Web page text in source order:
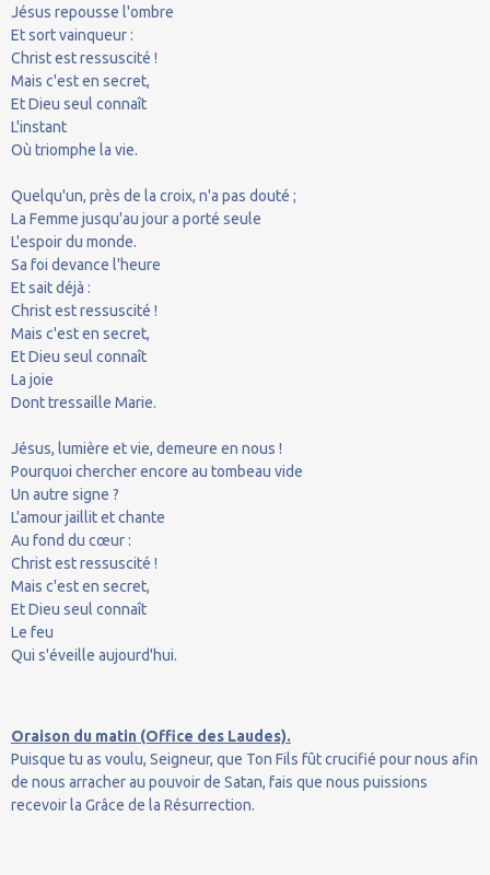
Jésus repousse l'ombre
Et sort vainqueur :
Christ est ressuscité !
Mais c'est en secret,
Et Dieu seul connaît
L'instant
Où triomphe la vie.
Quelqu'un, près de la croix, n'a pas douté ;
La Femme jusqu'au jour a porté seule
L'espoir du monde.
Sa foi devance l'heure
Et sait déjà :
Christ est ressuscité !
Mais c'est en secret,
Et Dieu seul connaît
La joie
Dont tressaille Marie.
Jésus, lumière et vie, demeure en nous !
Pourquoi chercher encore au tombeau vide
Un autre signe ?
L'amour jaillit et chante
Au fond du cœur :
Christ est ressuscité !
Mais c'est en secret,
Et Dieu seul connaît
Le feu
Qui s'éveille aujourd'hui.
Oraison du matin (Office des Laudes).
Puisque tu as voulu, Seigneur, que Ton Fils fût crucifié pour nous afin
de nous arracher au pouvoir de Satan, fais que nous puissions
recevoir la Grâce de la Résurrection.